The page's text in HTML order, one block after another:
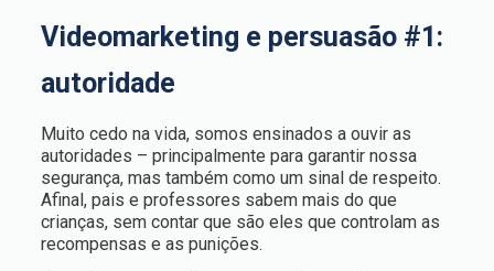
Videomarketing e persuasão #1:
autoridade
Muito cedo na vida, somos ensinados a ouvir as
autoridades – principalmente para garantir nossa
segurança, mas também como um sinal de respeito.
Afinal, pais e professores sabem mais do que
crianças, sem contar que são eles que controlam as
recompensas e as punições.